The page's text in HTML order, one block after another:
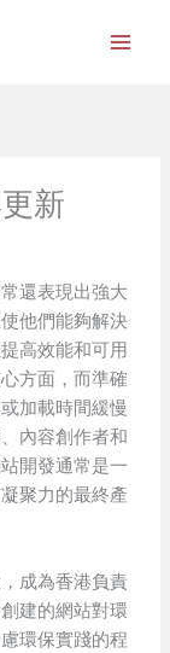
新
還表現出強大
他們能夠解決
高效能和可用
方面，而準確
加載時間緩慢
內容創作者和
開發通常是一
聚力的最終產
成為香港負責
建的網站對環
環保實踐的程